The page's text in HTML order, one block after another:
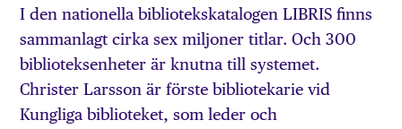
I den nationella bibliotekskatalogen LIBRIS finns
sammanlagt cirka sex miljoner titlar. Och 300
biblioteksenheter är knutna till systemet.
Christer Larsson är förste bibliotekarie vid
Kungliga biblioteket, som leder och